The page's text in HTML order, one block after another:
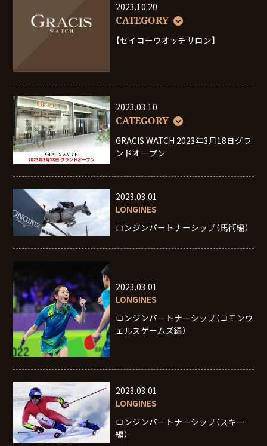
2023.10.20
CATEGORY
【セイコーウオッチサロン】
2023.03.10
CATEGORY
GRACIS WATCH 2023年3月18日グラ
ンドオープン
2023.03.01
LONGINES
ロンジンパートナーシップ（馬術編）
2023.03.01
LONGINES
ロンジンパートナーシップ（コモンウ
ェルスゲームズ編）
2023.03.01
LONGINES
ロンジンパートナーシップ（スキー
編）